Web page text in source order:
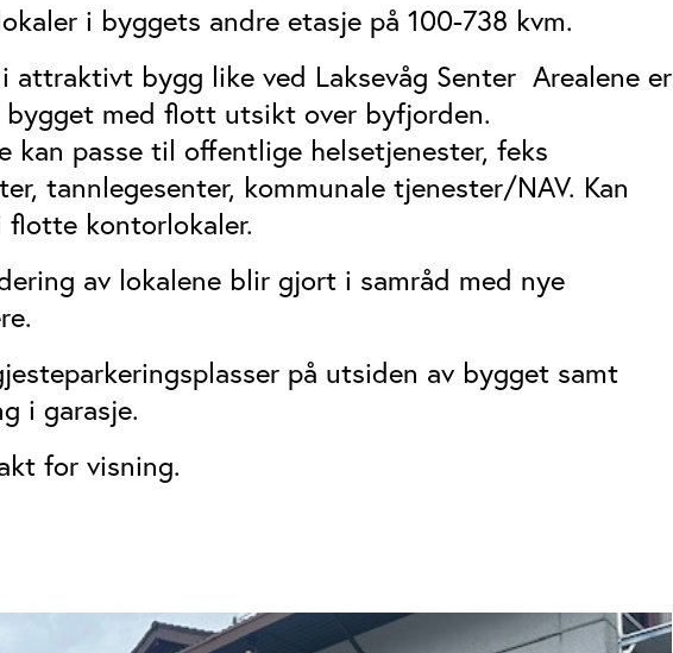
i byggets andre etasje på 100-738 kvm.
attraktivt bygg like ved Laksevåg Senter Arealene er
med flott utsikt over byfjorden.
kan passe til offentlige helsetjenester, feks
tannlegesenter, kommunale tjenester/NAV. Kan
flotte kontorlokaler.
av lokalene blir gjort i samråd med nye
på utsiden av bygget samt
i garasje.
for visning.